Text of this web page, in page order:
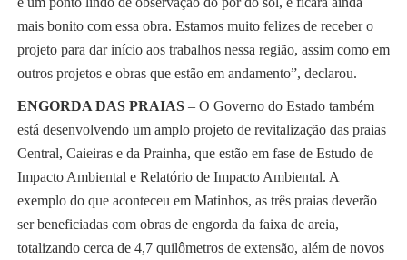
mais bonito com essa obra. Estamos muito felizes de receber o
projeto para dar início aos trabalhos nessa região, assim como em
outros projetos e obras que estão em andamento”, declarou.
ENGORDA DAS PRAIAS– O Governo do Estado também
está desenvolvendo um amplo projeto de revitalização das praias
Central, Caieiras e da Prainha, que estão em fase de Estudo de
Impacto Ambiental e Relatório de Impacto Ambiental. A
exemplo do que aconteceu em Matinhos, as três praias deverão
ser beneficiadas com obras de engorda da faixa de areia,
totalizando cerca de 4,7 quilômetros de extensão, além de novos